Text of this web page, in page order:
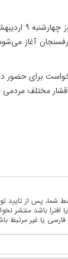
رفسنجان آغاز
خواست برای حضور
مختلف مردمی
شما، پس از تایید
افترا باشد منتشر
فارسی یا غیر مرتبط